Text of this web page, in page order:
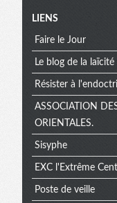
Menu
LIENS
Faire le Jour
Le blog de la laïcité
Résister à
ASSOCIATION
ORIENTALES.
Sisyphe
EXC l'Extrême
Poste de veille